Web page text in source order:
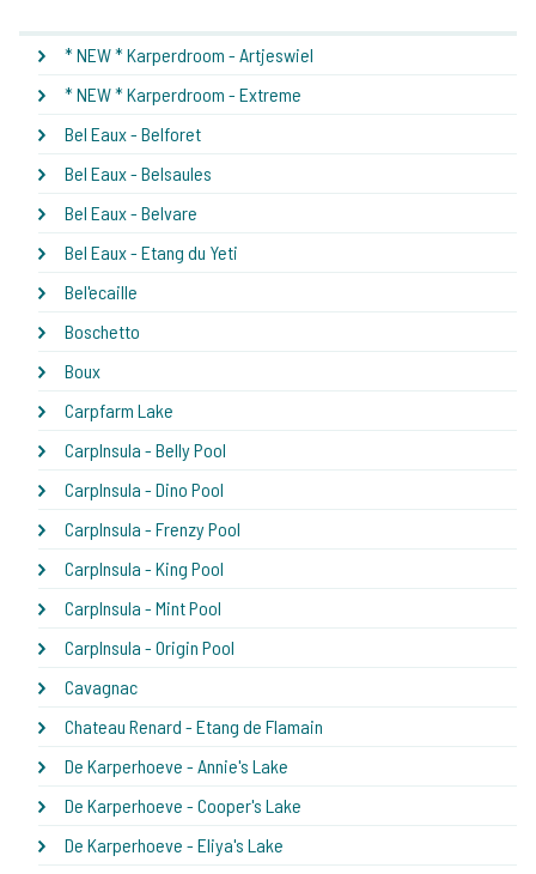
* NEW * Karperdroom - Artjeswiel
* NEW * Karperdroom - Extreme
Bel Eaux - Belforet
Bel Eaux - Belsaules
Bel Eaux - Belvare
Bel Eaux - Etang du Yeti
Bel'ecaille
Boschetto
Boux
Carpfarm Lake
CarpInsula - Belly Pool
CarpInsula - Dino Pool
CarpInsula - Frenzy Pool
CarpInsula - King Pool
CarpInsula - Mint Pool
CarpInsula - Origin Pool
Cavagnac
Chateau Renard - Etang de Flamain
De Karperhoeve - Annie's Lake
De Karperhoeve - Cooper's Lake
De Karperhoeve - Eliya's Lake